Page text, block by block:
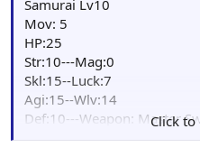
Samurai Lv10
Mov: 5
HP:25
Str:10---Mag:0
Skl:15--Luck:7
Agi:15--Wlv:14
Def:10---Weapon: Master
Skill:
Click to